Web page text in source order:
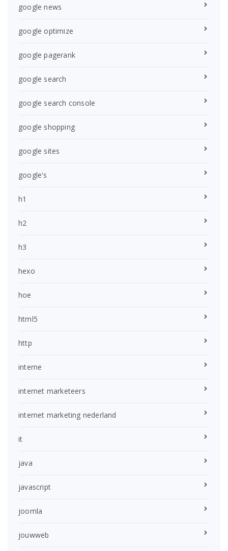
google news
google optimize
google pagerank
google search
google search console
google shopping
google sites
google's
h1
h2
h3
hexo
hoe
html5
http
interne
internet marketeers
internet marketing nederland
it
java
javascript
joomla
jouwweb